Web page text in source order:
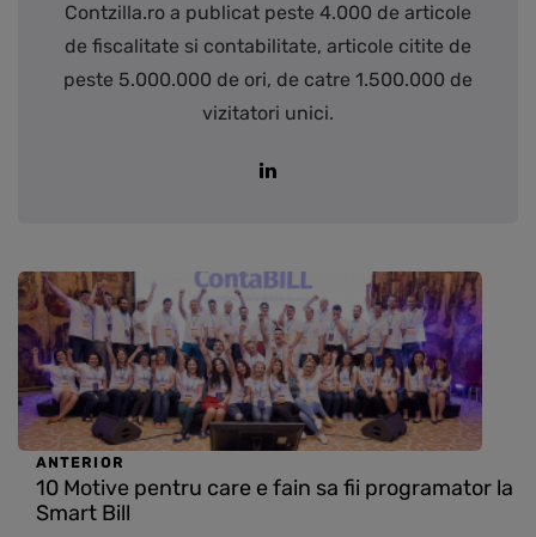
Contzilla.ro a publicat peste 4.000 de articole
de fiscalitate si contabilitate, articole citite de
peste 5.000.000 de ori, de catre 1.500.000 de
vizitatori unici.
ANTERIOR
10 Motive pentru care e fain sa fii programator la
Smart Bill